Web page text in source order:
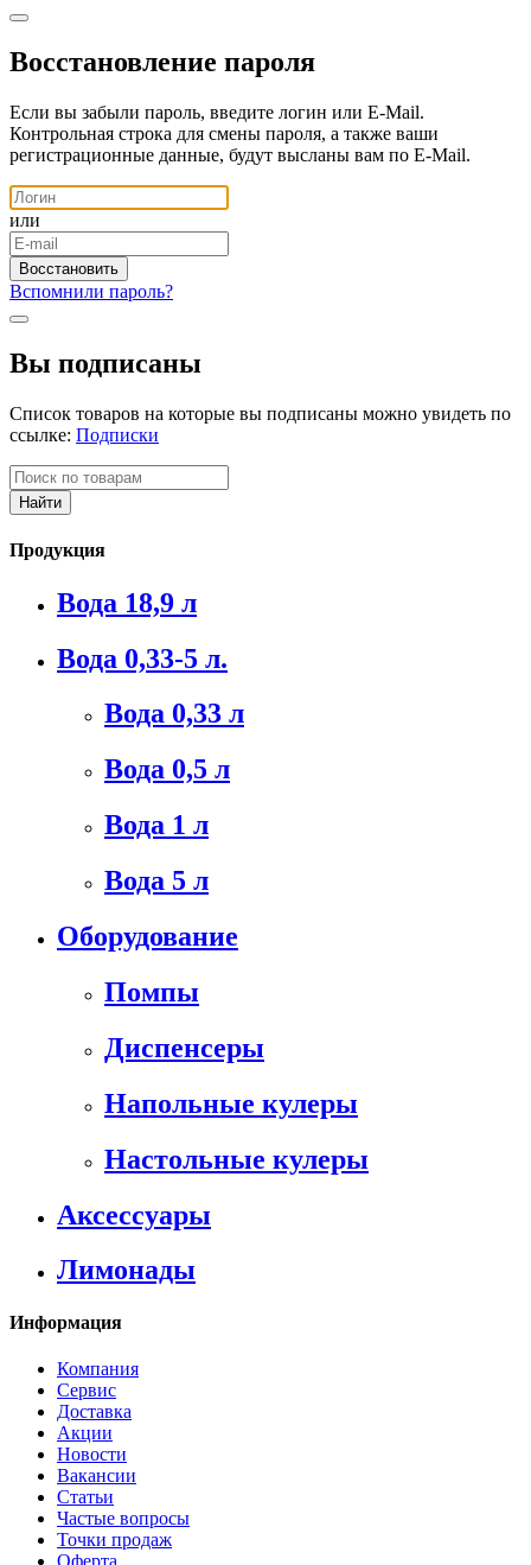
Восстановление пароля
Если вы забыли пароль, введите логин или E-Mail.
Контрольная строка для смены пароля, а также ваши
регистрационные данные, будут высланы вам по E-Mail.
или
Вспомнили пароль?
Вы подписаны
Список товаров на которые вы подписаны можно увидеть по
ссылке: Подписки
Продукция
Вода 18,9 л
Вода 0,33-5 л.
Вода 0,33 л
Вода 0,5 л
Вода 1 л
Вода 5 л
Оборудование
Помпы
Диспенсеры
Напольные кулеры
Настольные кулеры
Аксессуары
Лимонады
Информация
Компания
Сервис
Доставка
Акции
Новости
Вакансии
Статьи
Частые вопросы
Точки продаж
Оферта